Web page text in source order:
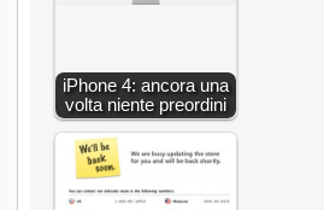
iPhone 4: ancora una
volta niente preordini